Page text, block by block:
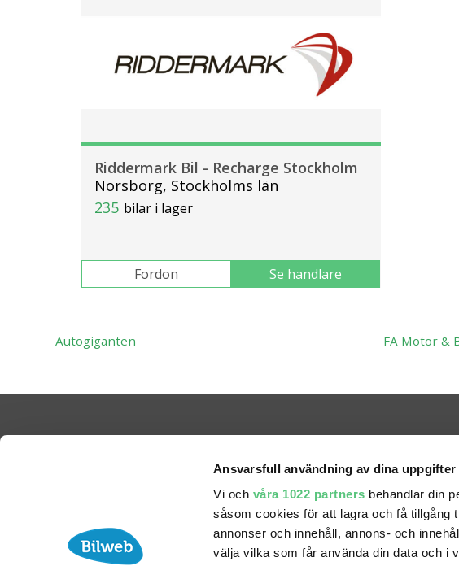
Ansvarsfull användning av dina uppgifter
Vi och våra 1022 partners behandlar din
såsom cookies för att lagra och få tillgång
annonser och innehåll, annons- och
välja vilka som får använda din data och i
Riddermark Bil - Recharge Stockholm
Norsborg, Stockholms län
235 bilar i lager
Fordon Se handlare
Autogiganten FA Motor &
Bilweb AB
BOX 316
info@bilweb.se